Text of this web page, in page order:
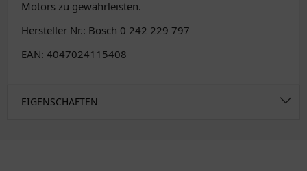
Motors zu gewährleisten.
Hersteller Nr.: Bosch 0 242 229 797
EAN: 4047024115408
EIGENSCHAFTEN